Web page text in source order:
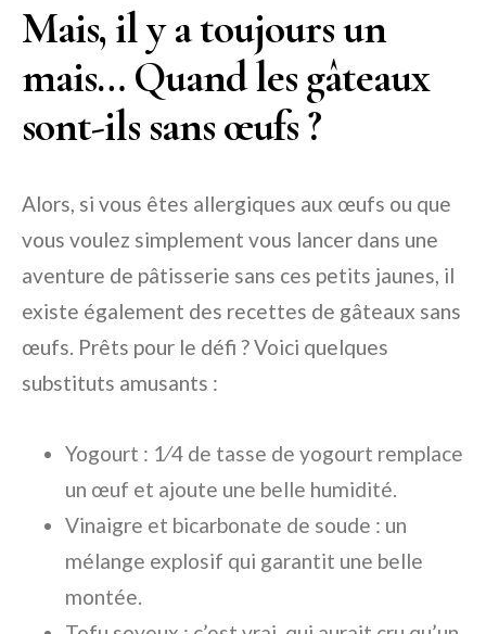
Mais, il y a toujours un
mais… Quand les gâteaux
sont-ils sans œufs ?
Alors, si vous êtes allergiques aux œufs ou que
vous voulez simplement vous lancer dans une
aventure de pâtisserie sans ces petits jaunes, il
existe également des recettes de gâteaux sans
œufs. Prêts pour le défi ? Voici quelques
substituts amusants :
Yogourt : 1⁄4 de tasse de yogourt remplace
un œuf et ajoute une belle humidité.
Vinaigre et bicarbonate de soude : un
mélange explosif qui garantit une belle
montée.